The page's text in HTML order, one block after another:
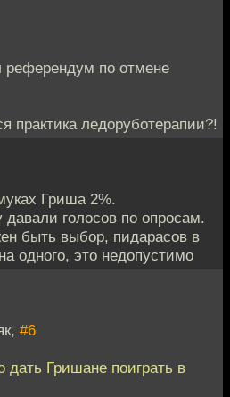
референдум по отмене
практика ледоруботерапии?!
Гриша 2%.
голосов по опросам.
быть выбор, пидарасов в
одного, это недопустимо
#6
Гришане поиграть в